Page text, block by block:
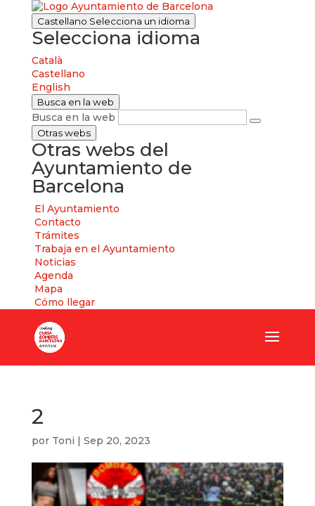
Castellano Selecciona un idioma
Selecciona idioma
Català
Castellano
English
Busca en la web
Busca en la web
Otras webs
Otras webs del
Ayuntamiento de
Barcelona
El Ayuntamiento
Contacto
Trámites
Trabaja en el Ayuntamiento
Noticias
Agenda
Mapa
Cómo llegar
2
por Toni | Sep 20, 2023